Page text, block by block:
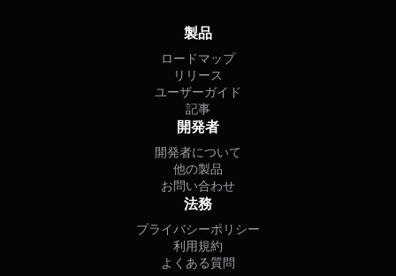
製品
ロードマップ
リリース
ユーザーガイド
記事
開発者
開発者について
他の製品
お問い合わせ
法務
プライバシーポリシー
利用規約
よくある質問